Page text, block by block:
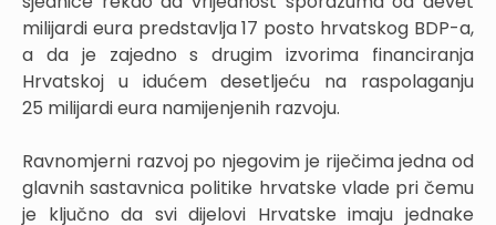
milijardi eura predstavlja 17 posto hrvatskog BDP-a,
a da je zajedno s drugim izvorima financiranja
Hrvatskoj u idućem desetljeću na raspolaganju
25 milijardi eura namijenjenih razvoju.
Ravnomjerni razvoj po njegovim je riječima jedna od
glavnih sastavnica politike hrvatske vlade pri čemu
je ključno da svi dijelovi Hrvatske imaju jednake